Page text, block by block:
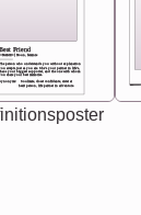
Best Friend
[<NAME>] Noun, feminie
Synonyms: Soulmate, closet confidante, sister at
heart person, life partner in adventure.
The person who understands you without explanation
you accepts just as you are. She's your partner in life's,
chaos your biggest supporter, and the one with whom
you share your best memories.